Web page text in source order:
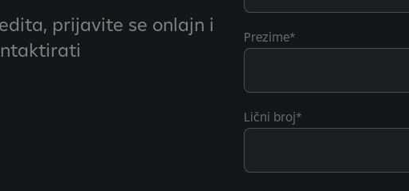
prijavite se onlajn i
Prezime
Lični broj